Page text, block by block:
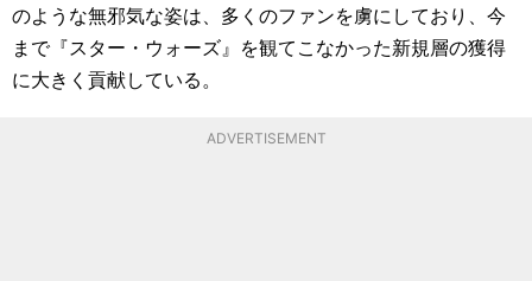
のような無邪気な姿は、多くのファンを虜にしており、今
まで『スター・ウォーズ』を観てこなかった新規層の獲得
に大きく貢献している。
ADVERTISEMENT